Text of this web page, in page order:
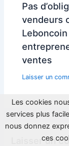
Pas
vendeurs
ventes
Laisser un
Laisser un
Les cookies
services plus
nous donnez
ces